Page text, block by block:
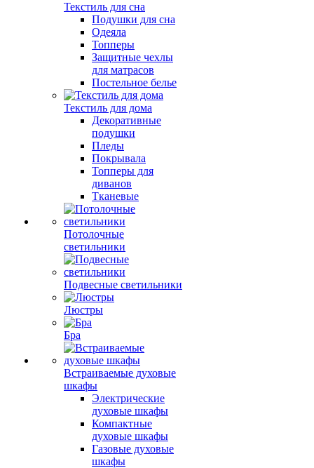
Текстиль для сна
Подушки для сна
Одеяла
Топперы
Защитные чехлы
для матрасов
Постельное белье
Текстиль для дома
Декоративные
подушки
Пледы
Покрывала
Топперы для
диванов
Тканевые
Потолочные
светильники
Подвесные светильники
Люстры
Бра
Встраиваемые духовые
шкафы
Электрические
духовые шкафы
Компактные
духовые шкафы
Газовые духовые
шкафы